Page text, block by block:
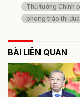
Thủ tướng Chính
phong trào thi
BÀI LIÊN QUAN